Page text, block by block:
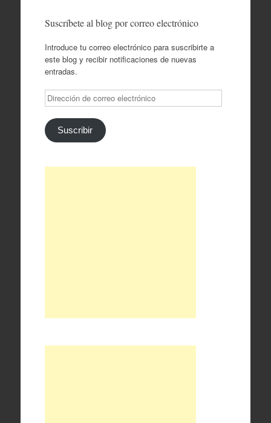
Suscríbete al blog por correo electrónico
Introduce tu correo electrónico para suscribirte a
este blog y recibir notificaciones de nuevas
entradas.
Dirección
de
correo
electrónico
Suscribir